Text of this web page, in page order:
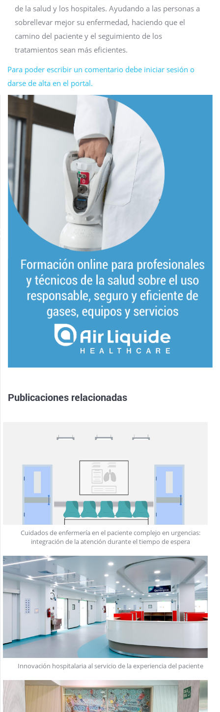
de la salud y los hospitales. Ayudando a las personas a
sobrellevar mejor su enfermedad, haciendo que el
camino del paciente y el seguimiento de los
tratamientos sean más eficientes.
Para poder escribir un comentario debe iniciar sesión o
darse de alta en el portal.
Publicaciones relacionadas
Cuidados de enfermería en el paciente complejo en urgencias:
integración de la atención durante el tiempo de espera
Innovación hospitalaria al servicio de la experiencia del paciente